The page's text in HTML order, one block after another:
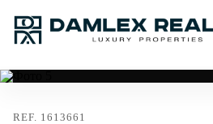
REF. 1613661